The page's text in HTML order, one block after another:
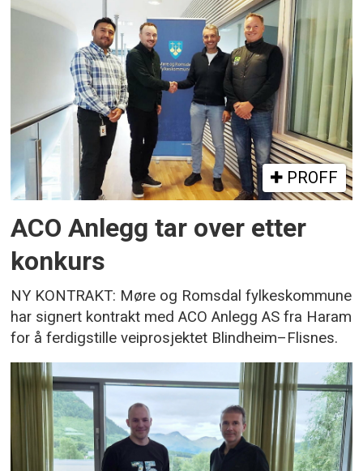
PROFF
ACO Anlegg tar over etter
konkurs
NY KONTRAKT: Møre og Romsdal fylkeskommune
har signert kontrakt med ACO Anlegg AS fra Haram
for å ferdigstille veiprosjektet Blindheim–Flisnes.